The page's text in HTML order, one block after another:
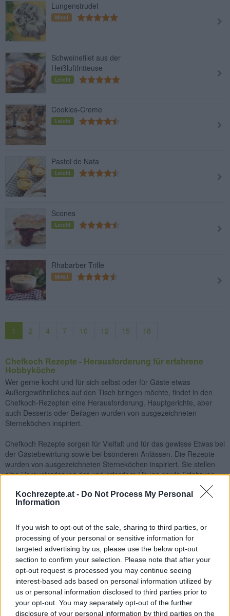
Kochrezepte.at - Do Not Process My Personal
Information
If you wish to opt-out of the sale, sharing to third parties, or
processing of your personal or sensitive information for
targeted advertising by us, please use the below opt-out
section to confirm your selection. Please note that after your
opt-out request is processed you may continue seeing
interest-based ads based on personal information utilized by
us or personal information disclosed to third parties prior to
your opt-out. You may separately opt-out of the further
disclosure of your personal information by third parties on the
Lungenstrudel
Mittel
Schweinefilet aus der
Heißluftfritteuse
Leicht
Cookies-Creme
Leicht
Pastel de Nata
Leicht
Scones
Leicht
Rhabarber Trifle
Mittel
1 2 4 7 10 12 15 18
Chefkoch Rezepte - Herausforderung für erfahrene
Hobbyköche
Wer gerne kocht und für sich selbst oder für Gäste etwas
Außergewöhnliches auf den Tisch bringen möchte, findet in den
Chefkoch-Rezepten eine Herausforderung. Hauptgerichte, aber
auch Desserts oder Beilagen wurden von ausgezeichneten
Sterneköchen inspiriert.
Chefkoch Rezepte sorgen für Vielfalt und für das gewisse Etwas bei
der Gästebewirtung sowie bei bsonderen Anlässen. Die Rezepte
wurden von ausgezeichneten Sterneköchen inspiriert. Sie stellen
eine Herausforderung dar und erfordern Übung sowie Erfahrung
bei der Zubereitung. Die Mühe lohnt sich. In jedem Fall bestechen
die Gerichte mit einem einzigartigen Geschmack und mit einem
verlockenden Anblick.